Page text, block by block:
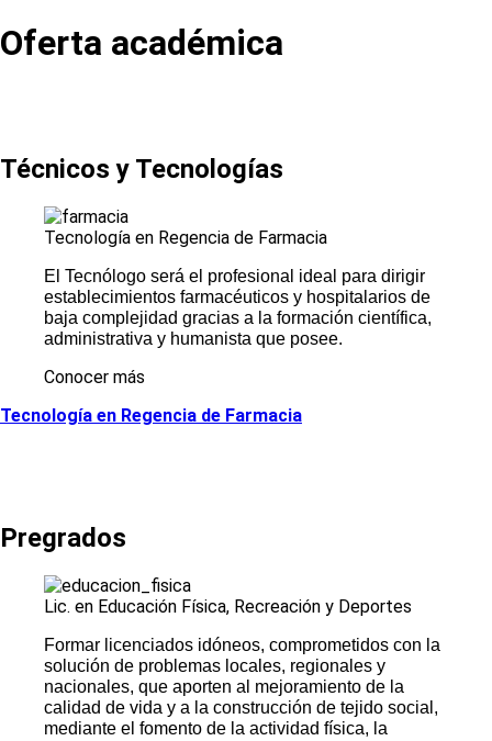
Oferta académica
Técnicos y Tecnologías
Tecnología en Regencia de Farmacia
El Tecnólogo será el profesional ideal para dirigir
establecimientos farmacéuticos y hospitalarios de
baja complejidad gracias a la formación científica,
administrativa y humanista que posee.
Conocer más
Tecnología en Regencia de Farmacia
Pregrados
Lic. en Educación Física, Recreación y Deportes
Formar licenciados idóneos, comprometidos con la
solución de problemas locales, regionales y
nacionales, que aporten al mejoramiento de la
calidad de vida y a la construcción de tejido social,
mediante el fomento de la actividad física, la